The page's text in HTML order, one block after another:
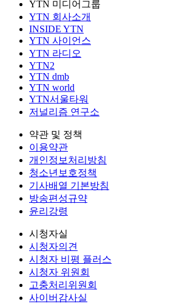
YTN 미디어그룹
YTN 회사소개
INSIDE YTN
YTN 사이언스
YTN 라디오
YTN2
YTN dmb
YTN world
YTN서울타워
저널리즘 연구소
약관 및 정책
이용약관
개인정보처리방침
청소년보호정책
기사배열 기본방침
방송편성규약
윤리강령
시청자실
시청자의견
시청자 비평 플러스
시청자 위원회
고충처리위원회
사이버감사실